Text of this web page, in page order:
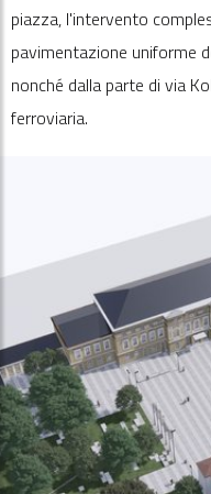
piazza, l'intervento
pavimentazione uniforme
nonché dalla parte di via
ferroviaria.